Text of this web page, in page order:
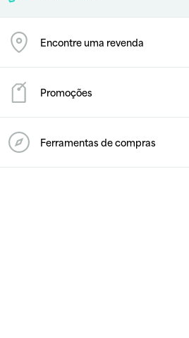
Encontre uma revenda
Promoções
Ferramentas de compras
Recalls de
Diversão
Piloto